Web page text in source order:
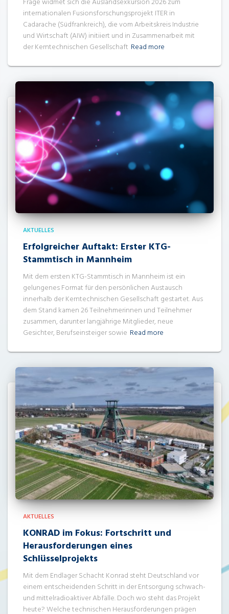
internationalen Fusionsforschungsprojekt ITER in
Cadarache (Südfrankreich), die vom Arbeitskreis Industrie
und Wirtschaft (AIW) initiiert und in Zusammenarbeit mit
der Kerntechnischen Gesellschaft Read more
AKTUELLES
Erfolgreicher Auftakt: Erster KTG-
Stammtisch in Mannheim
Mit dem ersten KTG-Stammtisch in Mannheim ist ein
gelungenes Format für den persönlichen Austausch
innerhalb der Kerntechnischen Gesellschaft gestartet. Aus
dem Stand kamen 26 Teilnehmerinnen und Teilnehmer
zusammen, darunter langjährige Mitglieder, neue
Gesichter, Berufseinsteiger sowie Read more
AKTUELLES
KONRAD im Fokus: Fortschritt und
Herausforderungen eines
Schlüsselprojekts
Mit dem Endlager Schacht Konrad steht Deutschland vor
einem entscheidenden Schritt in der Entsorgung schwach-
und mittelradioaktiver Abfälle. Doch wo steht das Projekt
heute? Welche technischen Herausforderungen prägen